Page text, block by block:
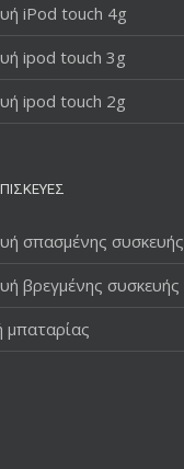
iPod touch 4g
ipod touch 3g
ipod touch 2g
σπασμένης συσκευής
βρεγμένης συσκευής
μπαταρίας